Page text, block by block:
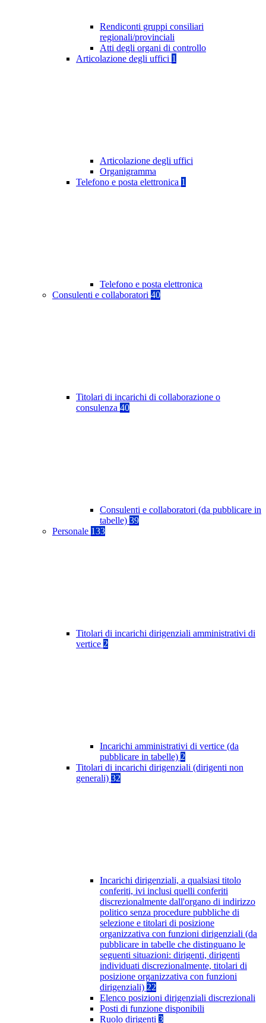
Rendiconti gruppi consiliari
regionali/provinciali
Atti degli organi di controllo
Articolazione degli uffici 1
Articolazione degli uffici
Organigramma
Telefono e posta elettronica 1
Telefono e posta elettronica
Consulenti e collaboratori 40
Titolari di incarichi di collaborazione o
consulenza 40
Consulenti e collaboratori (da pubblicare in
tabelle) 39
Personale 133
Titolari di incarichi dirigenziali amministrativi di
vertice 2
Incarichi amministrativi di vertice (da
pubblicare in tabelle) 2
Titolari di incarichi dirigenziali (dirigenti non
generali) 32
Incarichi dirigenziali, a qualsiasi titolo
conferiti, ivi inclusi quelli conferiti
discrezionalmente dall'organo di indirizzo
politico senza procedure pubbliche di
selezione e titolari di posizione
organizzativa con funzioni dirigenziali (da
pubblicare in tabelle che distinguano le
seguenti situazioni: dirigenti, dirigenti
individuati discrezionalmente, titolari di
posizione organizzativa con funzioni
dirigenziali) 22
Elenco posizioni dirigenziali discrezionali
Posti di funzione disponibili
Ruolo dirigenti 3